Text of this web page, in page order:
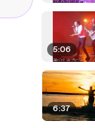
5:06
6:37